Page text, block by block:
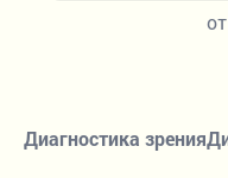
Диагностика зрения